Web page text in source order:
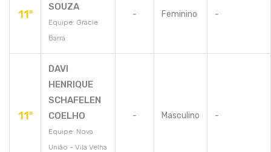
11º
SOUZA
Equipe: Gracie
Barra
- Feminino -
11º
DAVI
HENRIQUE
SCHAFELEN
COELHO
Equipe: Nova
União - Vila Velha
- Masculino -